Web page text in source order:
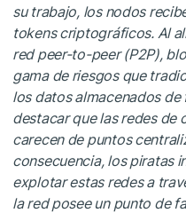
su trabajo, los nodos
tokens criptográficos. Al
red peer-to-peer (P2P),
gama de riesgos que
los datos almacenados
destacar que las redes de
carecen de puntos
consecuencia, los piratas
explotar estas redes a
la red posee un punto de